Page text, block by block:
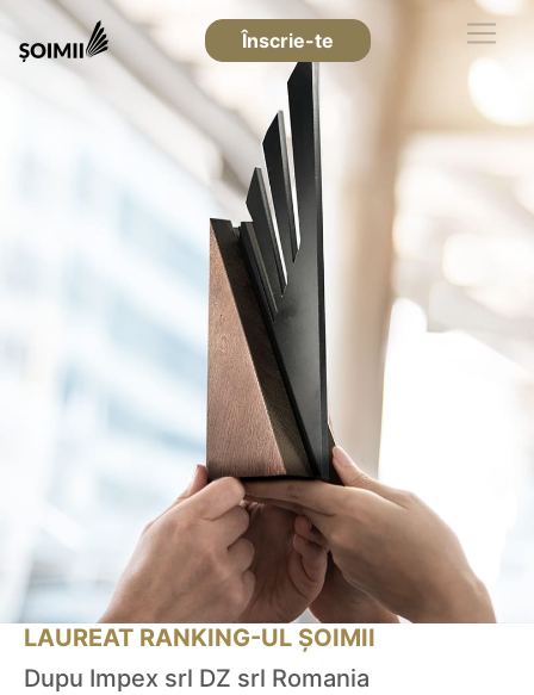
Înscrie-te
LAUREAT RANKING-UL ȘOIMII
Dupu Impex srl DZ srl Romania